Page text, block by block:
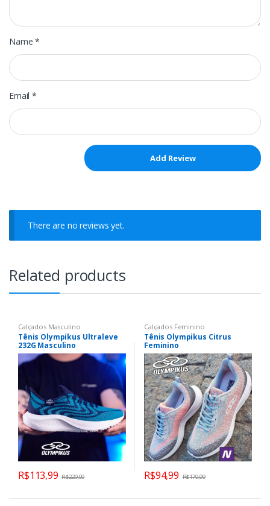
Name*
Email*
There are no reviews yet.
Related products
Calçados Masculino
Tênis Olympikus Ultraleve
232G Masculino
R$113,99 R$229,99
Calçados Feminino
Tênis Olympikus Citrus
Feminino
R$94,99 R$179,99